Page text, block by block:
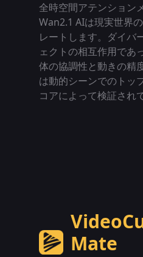
全時空間アテンション
Wan2.1 AIは現実世界
レートします。ダイバ
ェクトの相互作用であ
体の協調性と動きの精
は動的シーンでのトッ
コアによって検証され
Mate